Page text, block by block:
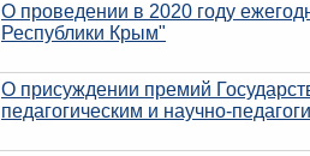
О проведении в 2020 году
Республики Крым"
О присуждении премий
педагогическим и научно-